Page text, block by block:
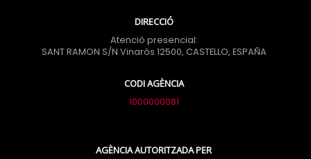
DIRECCIÓ
Atenció presencial:
SANT RAMON S/N Vinaròs 12500, CASTELLO, ESPAÑA
CODI AGÈNCIA
1000000081
AGÈNCIA AUTORITZADA PER